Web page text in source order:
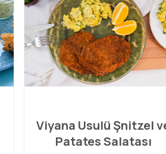
Viyana Usulü Şnitzel
Patates Salatası